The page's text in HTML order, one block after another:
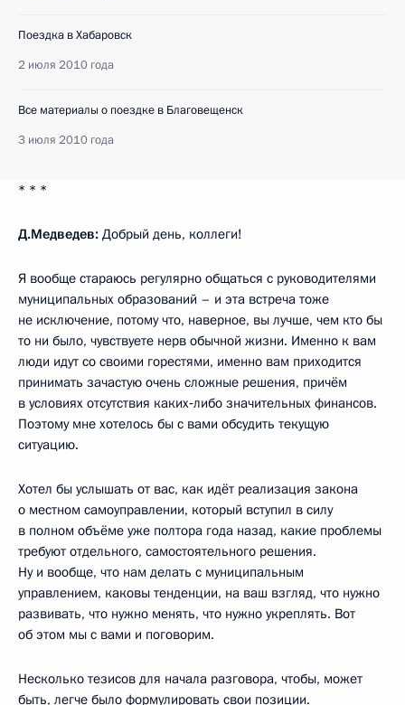
Поездка в Хабаровск
2 июля 2010 года
Все материалы о поездке в Благовещенск
3 июля 2010 года
* * *
Д.Медведев: Добрый день, коллеги!
Я вообще стараюсь регулярно общаться с руководителями
муниципальных образований – и эта встреча тоже
не исключение, потому что, наверное, вы лучше, чем кто бы
то ни было, чувствуете нерв обычной жизни. Именно к вам
люди идут со своими горестями, именно вам приходится
принимать зачастую очень сложные решения, причём
в условиях отсутствия каких‑либо значительных финансов.
Поэтому мне хотелось бы с вами обсудить текущую
ситуацию.
Хотел бы услышать от вас, как идёт реализация закона
о местном самоуправлении, который вступил в силу
в полном объёме уже полтора года назад, какие проблемы
требуют отдельного, самостоятельного решения.
Ну и вообще, что нам делать с муниципальным
управлением, каковы тенденции, на ваш взгляд, что нужно
развивать, что нужно менять, что нужно укреплять. Вот
об этом мы с вами и поговорим.
Несколько тезисов для начала разговора, чтобы, может
быть, легче было формулировать свои позиции.